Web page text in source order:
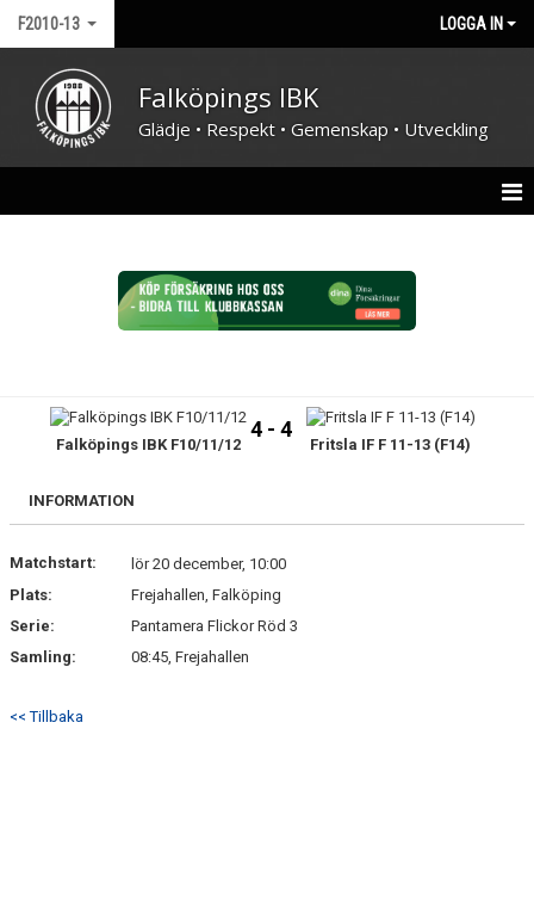
F2010-13 LOGGA IN
Falköpings IBK
Glädje • Respekt • Gemenskap • Utveckling
TRUPPEN
BILDGALLERI
KONTAKT
Falköpings IBK F10/11/12
4 - 4
Fritsla IF F 11-13 (F14)
INFORMATION
Matchstart:
lör 20 december, 10:00
Plats:
Frejahallen, Falköping
Serie:
Pantamera Flickor Röd 3
Samling:
08:45, Frejahallen
<< Tillbaka